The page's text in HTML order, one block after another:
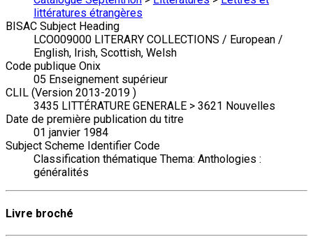
littératures étrangères
BISAC Subject Heading
LCO009000 LITERARY COLLECTIONS / European /
English, Irish, Scottish, Welsh
Code publique Onix
05 Enseignement supérieur
CLIL (Version 2013-2019 )
3435 LITTÉRATURE GENERALE > 3621 Nouvelles
Date de première publication du titre
01 janvier 1984
Subject Scheme Identifier Code
Classification thématique Thema: Anthologies :
généralités
Livre broché